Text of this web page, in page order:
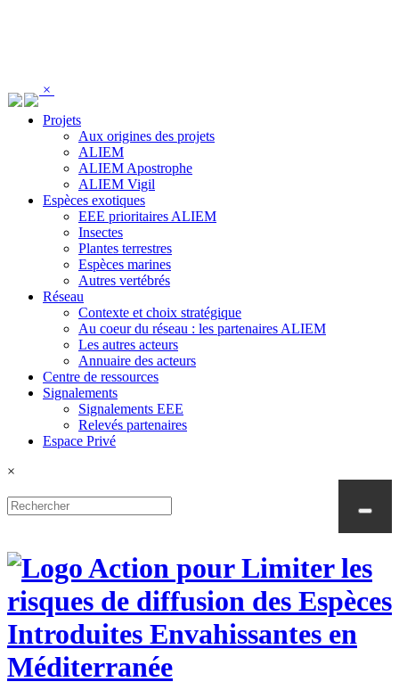
×
Projets
Aux origines des projets
ALIEM
ALIEM Apostrophe
ALIEM Vigil
Espèces exotiques
EEE prioritaires ALIEM
Insectes
Plantes terrestres
Espèces marines
Autres vertébrés
Réseau
Contexte et choix stratégique
Au coeur du réseau : les partenaires ALIEM
Les autres acteurs
Annuaire des acteurs
Centre de ressources
Signalements
Signalements EEE
Relevés partenaires
Espace Privé
×